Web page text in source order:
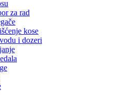
za rad
kose
i dozeri